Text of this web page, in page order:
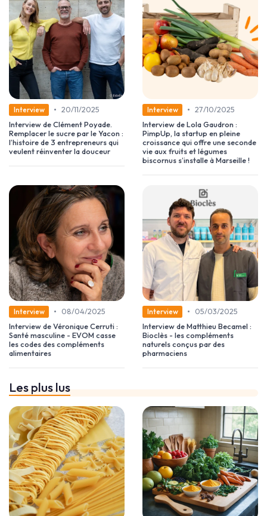
Interview • 20/11/2025
Interview de Clément Poyade.
Remplacer le sucre par le Yacon :
l’histoire de 3 entrepreneurs qui
veulent réinventer la douceur
Interview • 27/10/2025
Interview de Lola Gaudron :
PimpUp, la startup en pleine
croissance qui offre une seconde
vie aux fruits et légumes
biscornus s’installe à Marseille !
Interview •
08/04/2025
Interview de Véronique Cerruti :
Santé masculine - EVOM casse
les codes des compléments
alimentaires
Interview •
05/03/2025
Interview de Matthieu Becamel :
Bioclès - les compléments
naturels conçus par des
pharmaciens
Les plus lus